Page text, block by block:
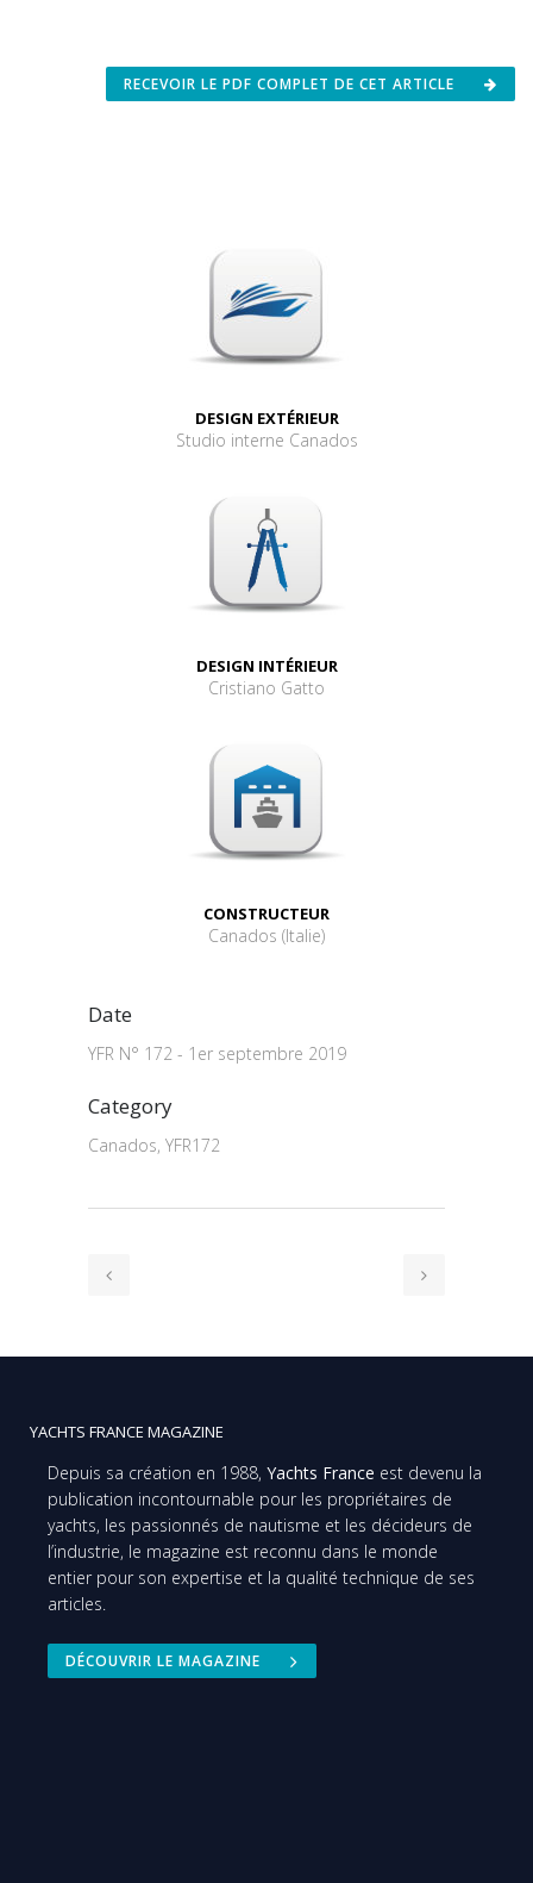
RECEVOIR LE PDF COMPLET DE CET ARTICLE
DESIGN EXTÉRIEUR
Studio interne Canados
DESIGN INTÉRIEUR
Cristiano Gatto
CONSTRUCTEUR
Canados (Italie)
Date
YFR N° 172 - 1er septembre 2019
Category
Canados, YFR172
YACHTS FRANCE MAGAZINE
Depuis sa création en 1988, Yachts France est devenu la
publication incontournable pour les propriétaires de
yachts, les passionnés de nautisme et les décideurs de
l’industrie, le magazine est reconnu dans le monde
entier pour son expertise et la qualité technique de ses
articles.
DÉCOUVRIR LE MAGAZINE